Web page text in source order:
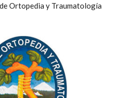
Ortopedia y Traumatología